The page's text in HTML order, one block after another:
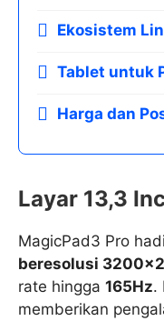
Ekosistem
Tablet untuk
Harga dan
Layar 13,3
MagicPad3 Pro
beresolusi
rate hingga 165Hz.
memberikan